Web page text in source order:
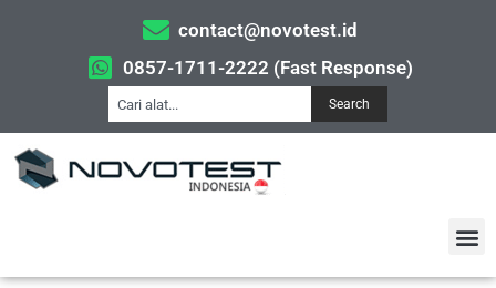
contact@novotest.id
0857-1711-2222 (Fast Response)
Search